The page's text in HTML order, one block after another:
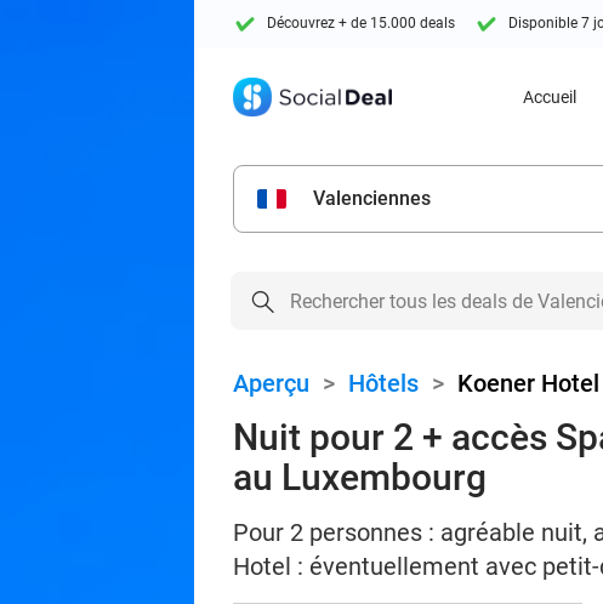
Découvrez + de 15.000 deals Disponible 7
Accueil
Valenciennes
Aperçu > Hôtels > Koener Hotel
Nuit pour 2 + accès
au Luxembourg
Pour 2 personnes : agréable
Hotel : éventuellement avec